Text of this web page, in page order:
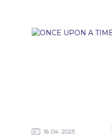
16 04 2025